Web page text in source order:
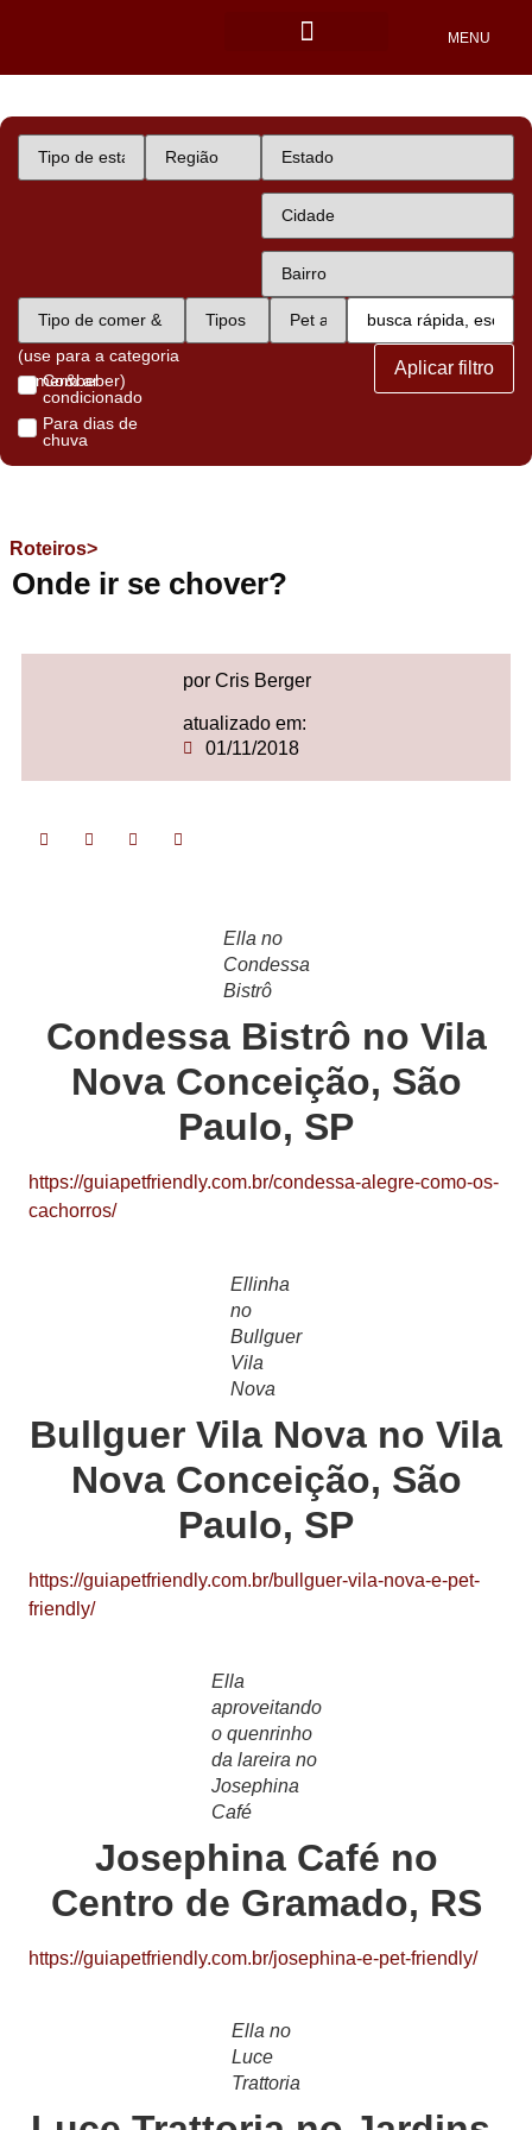
MENU
(use para a categoria
comer&beber)
Com ar
condicionado
Para dias de
chuva
Aplicar filtro
Roteiros>
Onde ir se chover?
por Cris Berger
atualizado em:
01/11/2018
Ella no
Condessa
Bistrô
Condessa Bistrô no Vila
Nova Conceição, São
Paulo, SP
https://guiapetfriendly.com.br/condessa-alegre-como-os-
cachorros/
Ellinha
no
Bullguer
Vila
Nova
Bullguer Vila Nova no Vila
Nova Conceição, São
Paulo, SP
https://guiapetfriendly.com.br/bullguer-vila-nova-e-pet-
friendly/
Ella
aproveitando
o quenrinho
da lareira no
Josephina
Café
Josephina Café no
Centro de Gramado, RS
https://guiapetfriendly.com.br/josephina-e-pet-friendly/
Ella no
Luce
Trattoria